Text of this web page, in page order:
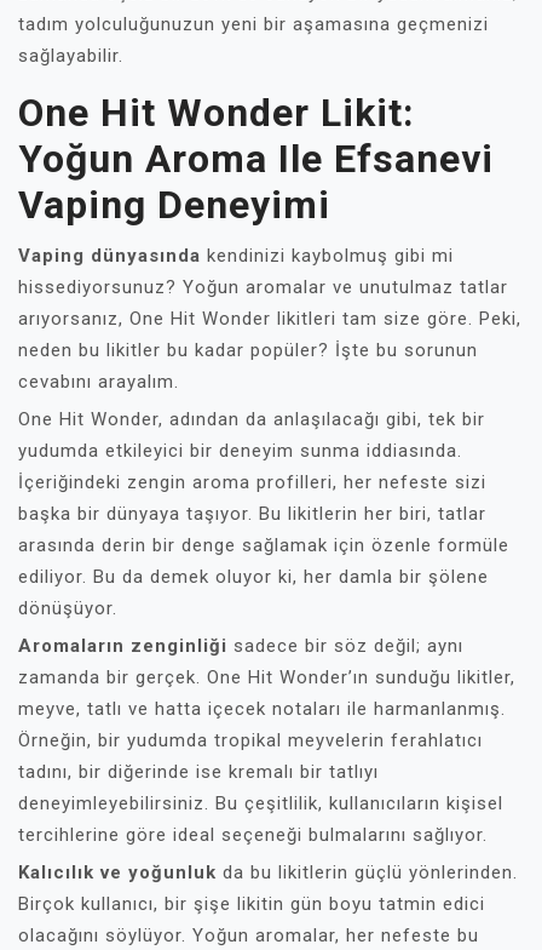
tadım yolculuğunuzun yeni bir aşamasına geçmenizi
sağlayabilir.
One Hit Wonder Likit:
Yoğun Aroma Ile Efsanevi
Vaping Deneyimi
Vaping dünyasında kendinizi kaybolmuş gibi mi
hissediyorsunuz? Yoğun aromalar ve unutulmaz tatlar
arıyorsanız, One Hit Wonder likitleri tam size göre. Peki,
neden bu likitler bu kadar popüler? İşte bu sorunun
cevabını arayalım.
One Hit Wonder, adından da anlaşılacağı gibi, tek bir
yudumda etkileyici bir deneyim sunma iddiasında.
İçeriğindeki zengin aroma profilleri, her nefeste sizi
başka bir dünyaya taşıyor. Bu likitlerin her biri, tatlar
arasında derin bir denge sağlamak için özenle formüle
ediliyor. Bu da demek oluyor ki, her damla bir şölene
dönüşüyor.
Aromaların zenginliği sadece bir söz değil; aynı
zamanda bir gerçek. One Hit Wonder’ın sunduğu likitler,
meyve, tatlı ve hatta içecek notaları ile harmanlanmış.
Örneğin, bir yudumda tropikal meyvelerin ferahlatıcı
tadını, bir diğerinde ise kremalı bir tatlıyı
deneyimleyebilirsiniz. Bu çeşitlilik, kullanıcıların kişisel
tercihlerine göre ideal seçeneği bulmalarını sağlıyor.
Kalıcılık ve yoğunluk da bu likitlerin güçlü yönlerinden.
Birçok kullanıcı, bir şişe likitin gün boyu tatmin edici
olacağını söylüyor. Yoğun aromalar, her nefeste bu